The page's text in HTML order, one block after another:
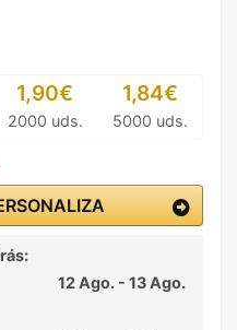
1,90€
2000 uds.
1,84€
5000 uds.
12 Ago. - 13 Ago.